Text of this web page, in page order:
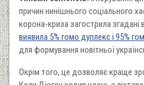
причин нинішнього соціального
корона-криза загострила згадані
виявила 5% гомо дуплекс і 95%
для формування новітньої
Окрім того, це дозволяє краще